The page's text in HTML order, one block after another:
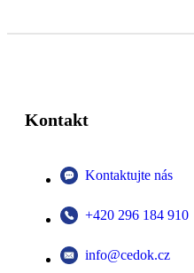
Kontakt
Kontaktujte nás
+420 296 184 910
info@cedok.cz